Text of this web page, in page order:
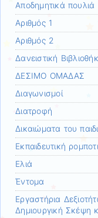
Αποδημητικά πουλιά
Αριθμός 1
Αριθμός 2
Δανειστική
ΔΕΣΙΜΟ ΟΜΑΔΑΣ
Διαγωνισμοί
Διατροφή
Δικαιώματα του
Εκπαιδευτική
Ελιά
Έντομα
Εργαστήρια
Δημιουργική Σκέψη